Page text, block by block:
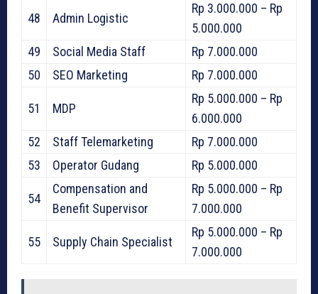
48 Admin Logistic
Rp 3.000.000 – Rp
5.000.000
49
Social Media Staff
Rp 7.000.000
50
SEO Marketing Rp 7.000.000
51 MDP
Rp 5.000.000 – Rp
6.000.000
52
Staff Telemarketing
Rp 7.000.000
53
Operator Gudang Rp 5.000.000
54
Compensation and
Benefit Supervisor
Rp 5.000.000 – Rp
7.000.000
55 Supply Chain Specialist
Rp 5.000.000 – Rp
7.000.000